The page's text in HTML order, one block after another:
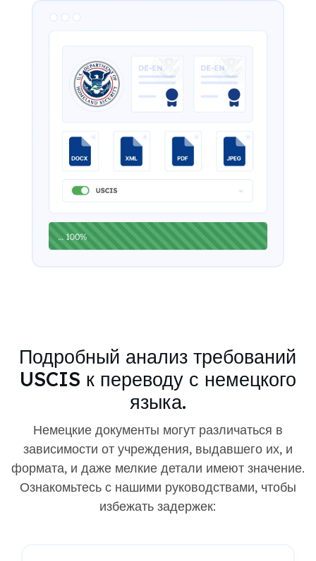
Подробный анализ требований
USCIS к переводу с немецкого
языка.
Немецкие документы могут различаться в
зависимости от учреждения, выдавшего их, и
формата, и даже мелкие детали имеют значение.
Ознакомьтесь с нашими руководствами, чтобы
избежать задержек: